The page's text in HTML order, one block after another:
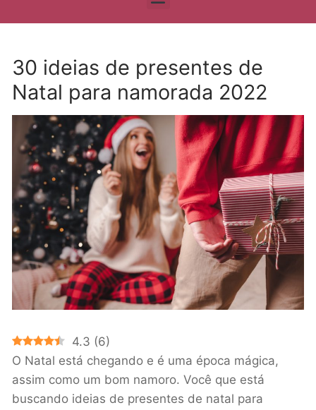
30 ideias de presentes de
Natal para namorada 2022
4.3 (6)
O Natal está chegando e é uma época mágica,
assim como um bom namoro. Você que está
buscando ideias de presentes de natal para